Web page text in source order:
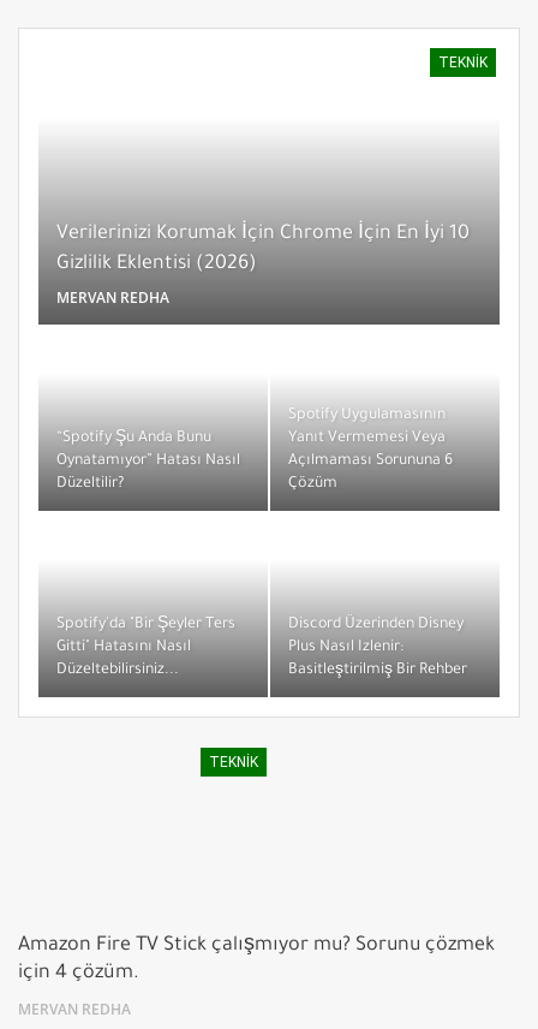
TEKNIK
Verilerinizi Korumak İçin Chrome İçin En İyi 10
Gizlilik Eklentisi (2026)
MERVAN REDHA
“Spotify Şu Anda Bunu
Oynatamıyor” Hatası Nasıl
Düzeltilir?
Spotify Uygulamasının
Yanıt Vermemesi Veya
Açılmaması Sorununa 6
Çözüm
Spotify'da "Bir Şeyler Ters
Gitti" Hatasını Nasıl
Düzeltebilirsiniz...
Discord Üzerinden Disney
Plus Nasıl Izlenir:
Basitleştirilmiş Bir Rehber
TEKNIK
Amazon Fire TV Stick çalışmıyor mu? Sorunu çözmek
için 4 çözüm.
MERVAN REDHA